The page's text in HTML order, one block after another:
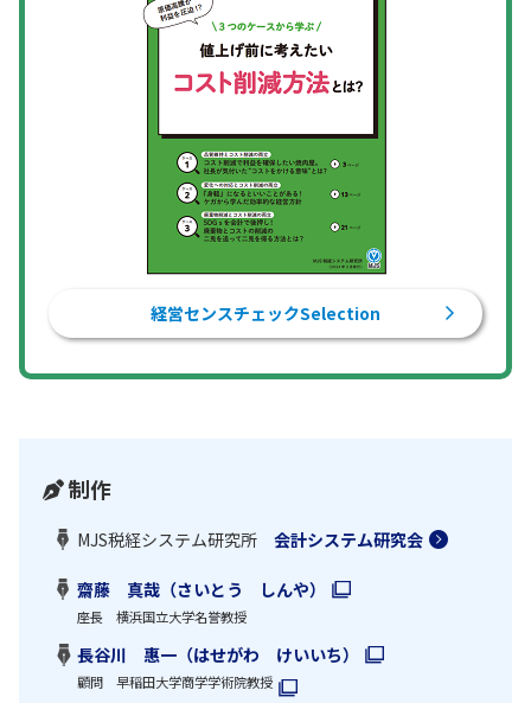
経営センスチェックSelection
制作
MJS税経システム研究所 会計システム研究会
齋藤 真哉（さいとう しんや）
座長 横浜国立大学名誉教授
長谷川 惠一（はせがわ けいいち）
顧問 早稲田大学商学学術院教授